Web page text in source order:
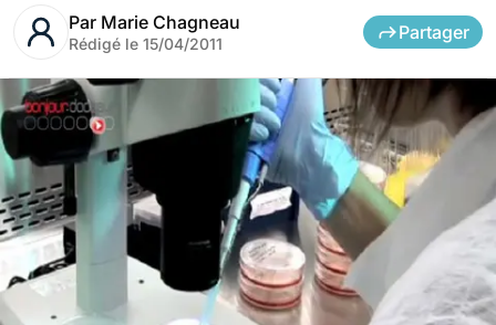
Par Marie Chagneau
Rédigé le 15/04/2011
Partager